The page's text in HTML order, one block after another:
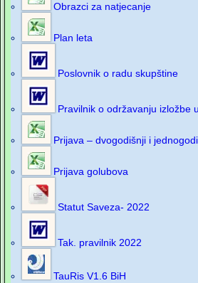
Obrazci za natjecanje
Plan leta
Poslovnik o radu skupštine
Pravilnik o održavanju izložbe
Prijava – dvogodišnji i
Prijava golubova
Statut Saveza- 2022
Tak. pravilnik 2022
TauRis V1.6 BiH